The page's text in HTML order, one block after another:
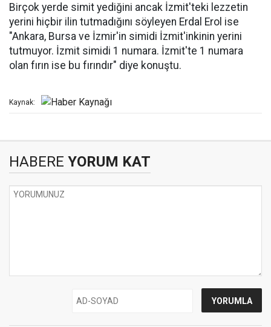
Birçok yerde simit yediğini ancak İzmit'teki lezzetin
yerini hiçbir ilin tutmadığını söyleyen Erdal Erol ise
"Ankara, Bursa ve İzmir'in simidi İzmit'inkinin yerini
tutmuyor. İzmit simidi 1 numara. İzmit'te 1 numara
olan fırın ise bu fırındır" diye konuştu.
Kaynak:
HABERE YORUM KAT